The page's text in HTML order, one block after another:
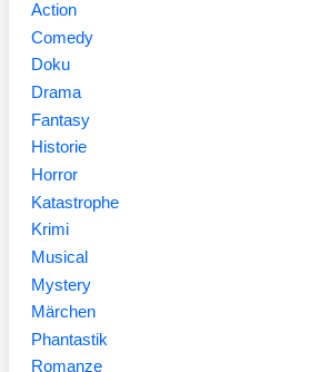
Action
Comedy
Doku
Drama
Fantasy
Historie
Horror
Katastrophe
Krimi
Musical
Mystery
Märchen
Phantastik
Romanze